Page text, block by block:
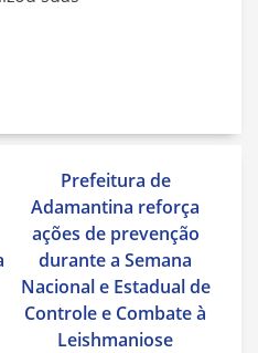
Prefeitura de
Adamantina reforça
ações de prevenção
durante a Semana
Nacional e Estadual de
Controle e Combate à
Leishmaniose